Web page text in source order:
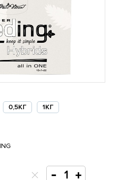
0,5КГ 1КГ